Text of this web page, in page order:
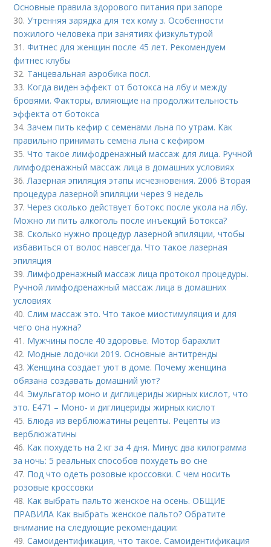
Основные правила здорового питания при запоре
30.Утренняя зарядка для тех кому з. Особенности
пожилого человека при занятиях физкультурой
31.Фитнес для женщин после 45 лет. Рекомендуем
фитнес клубы
32. Танцевальная аэробика посл.
33. Когда виден эффект от ботокса на лбу и между
бровями. Факторы, влияющие на продолжительность
эффекта от ботокса
34.Зачем пить кефир с семенами льна по утрам. Как
правильно принимать семена льна с кефиром
35.Что такое лимфодренажный массаж для лица. Ручной
лимфодренажный массаж лица в домашних условиях
36.Лазерная эпиляция этапы исчезновения. 2006 Вторая
процедура лазерной эпиляции через 9 недель
37.Через сколько действует ботокс после укола на лбу.
Можно ли пить алкоголь после инъекций Ботокса?
38.Сколько нужно процедур лазерной эпиляции, чтобы
избавиться от волос навсегда. Что такое лазерная
эпиляция
39.Лимфодренажный массаж лица протокол процедуры.
Ручной лимфодренажный массаж лица в домашних
условиях
40.Слим массаж это. Что такое миостимуляция и для
чего она нужна?
41. Мужчины после 40 здоровье. Мотор барахлит
42. Модные лодочки 2019. Основные антитренды
43.Женщина создает уют в доме. Почему женщина
обязана создавать домашний уют?
44. Эмульгатор моно и диглицериды жирных кислот, что
это. Е471 – Моно- и диглицериды жирных кислот
45. Блюда из верблюжатины рецепты. Рецепты из
верблюжатины
46. Как похудеть на 2 кг за 4 дня. Минус два килограмма
за ночь: 5 реальных способов похудеть во сне
47. Под что одеть розовые кроссовки. С чем носить
розовые кроссовки
48. Как выбрать пальто женское на осень. ОБЩИЕ
ПРАВИЛА Как выбрать женское пальто? Обратите
внимание на следующие рекомендации:
49.Самоидентификация, что такое. Самоидентификация